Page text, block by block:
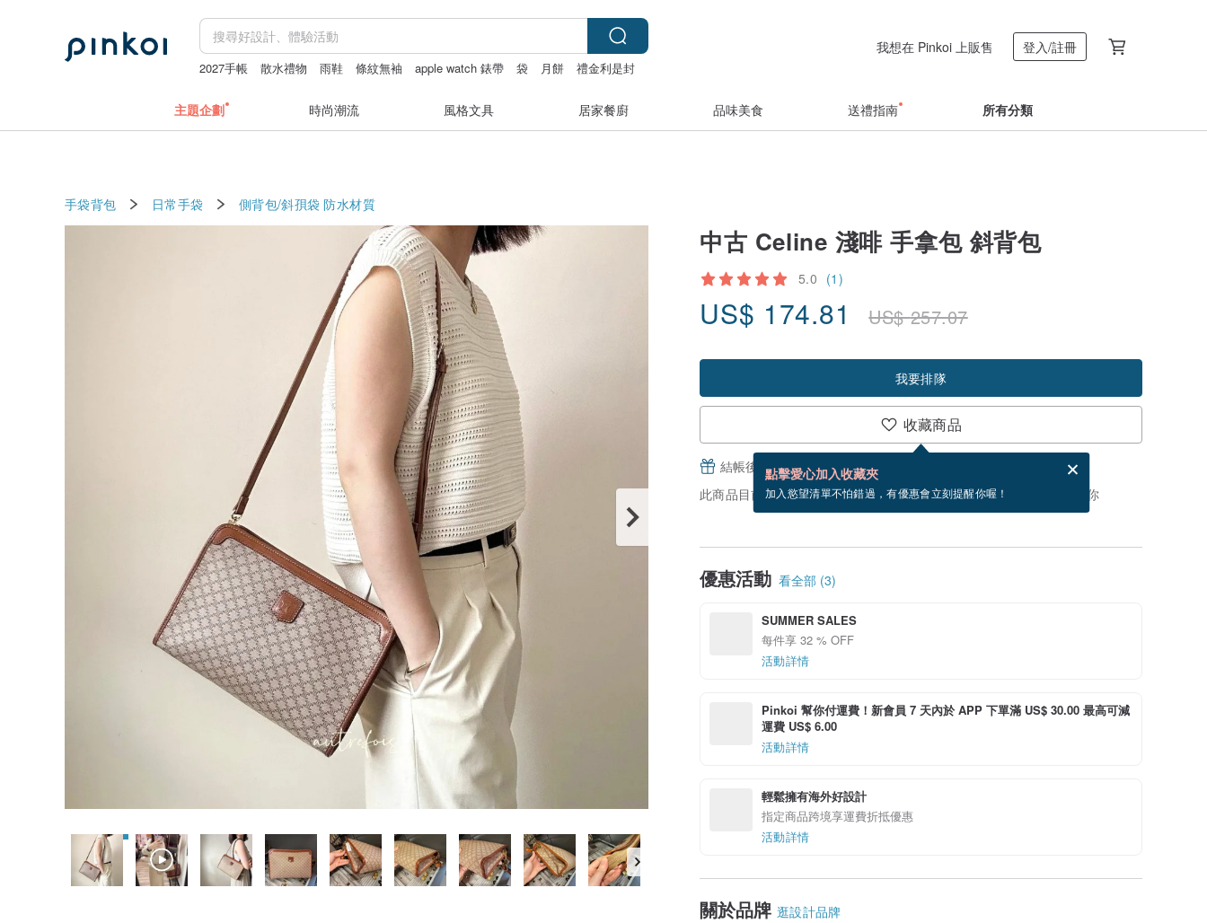
2027手帳 散水禮物 雨鞋 條紋無袖 apple watch 錶帶 袋 月餅 禮金利是封
我想在 Pinkoi 上販售 登入/註冊
主題企劃 時尚潮流 風格文具 居家餐廚 品味美食 送禮指南 所有分類
手袋背包 日常手袋 側背包/斜孭袋 防水材質
中古 Celine 淺啡 手拿包 斜背包
5.0 (1)
US$ 174.81 US$257.07
我要排隊
收藏商品
點擊愛心加入收藏夾
加入慾望清單不怕錯過，有優惠會立刻提醒你喔！
結帳後填寫並分享，免費幫你寄送電子賀卡。
電子賀卡是什麼？
此商品目前沒現貨，你可以按「我要排隊」，當有貨會主動發信通知你
優惠活動 看全部 (3)
SUMMER SALES
每件享 32 % OFF
活動詳情
Pinkoi 幫你付運費！新會員 7 天內於 APP 下單滿 US$ 30.00 最高可減
運費 US$ 6.00
活動詳情
輕鬆擁有海外好設計
指定商品跨境享運費折抵優惠
活動詳情
關於品牌 逛設計品牌